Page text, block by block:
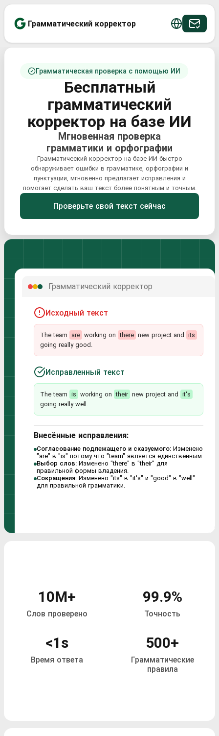
Грамматический корректор
Грамматическая проверка с помощью ИИ
Бесплатный
грамматический
корректор на базе ИИ
Мгновенная проверка
грамматики и орфографии
Грамматический корректор на базе ИИ быстро
обнаруживает ошибки в грамматике, орфографии и
пунктуации, мгновенно предлагает исправления и
помогает сделать ваш текст более понятным и точным.
Проверьте свой текст сейчас
Грамматический корректор
Исходный текст
The team are working on there new project and
its
going really good.
Исправленный текст
The team is working on their new project and
it's
going really well.
Внесённые исправления:
Согласование подлежащего и сказуемого:Изменено
"are" в "is" потому что "team" является единственным
Выбор слов:Изменено "there" в "their" для
правильной формы владения.
Сокращения:Изменено "its" в "it's" и "good" в "well"
для правильной грамматики.
10M+
Слов проверено
99.9%
Точность
<1s
Время ответа
500+
Грамматические
правила